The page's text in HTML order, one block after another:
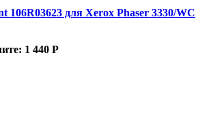
для Xerox Phaser 3330/WC
1 440 Р